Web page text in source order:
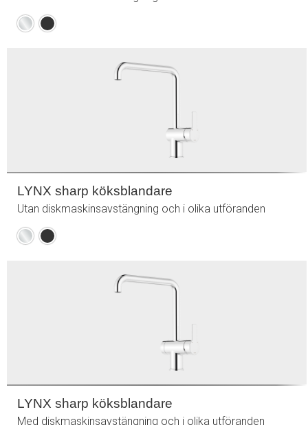
KromMattsvart
LYNX sharp köksblandare
Utan diskmaskinsavstängning och i olika utföranden
KromMattsvart
LYNX sharp köksblandare
Med diskmaskinsavstängning och i olika utföranden